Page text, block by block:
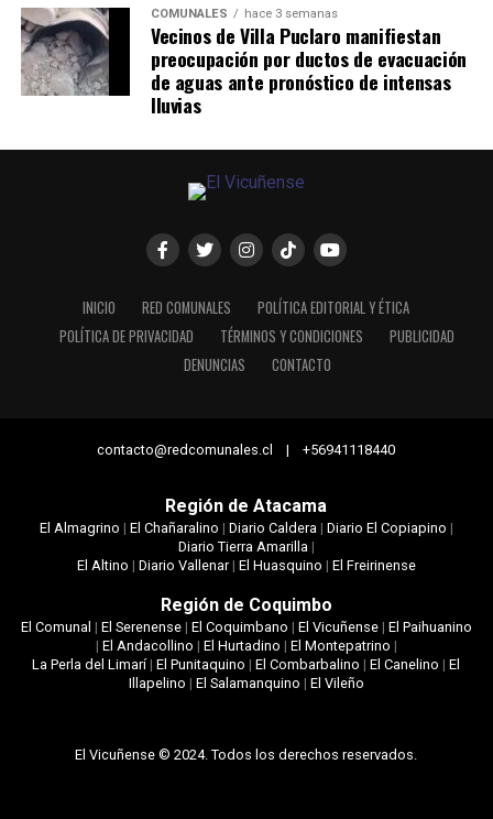
COMUNALES hace 3 semanas
Vecinos de Villa Puclaro manifiestan
preocupación por ductos de evacuación
de aguas ante pronóstico de intensas
lluvias
INICIO RED COMUNALES
POLÍTICA EDITORIAL Y ÉTICA
POLÍTICA DE PRIVACIDAD
TÉRMINOS Y CONDICIONES
PUBLICIDAD
DENUNCIAS
CONTACTO
contacto@redcomunales.cl | +56941118440
Región de Atacama
El Almagrino | El Chañaralino | Diario Caldera| Diario El Copiapino |
Diario Tierra Amarilla|
El Altino | Diario Vallenar| El Huasquino | El Freirinense
Región de Coquimbo
El Comunal | El Serenense| El Coquimbano | El Vicuñense| El Paihuanino
| El Andacollino | El Hurtadino | El Montepatrino |
La Perla del Limarí|El Punitaquino |El Combarbalino |El Canelino |El
Illapelino | El Salamanquino | El Vileño
El Vicuñense © 2024. Todos los derechos reservados.